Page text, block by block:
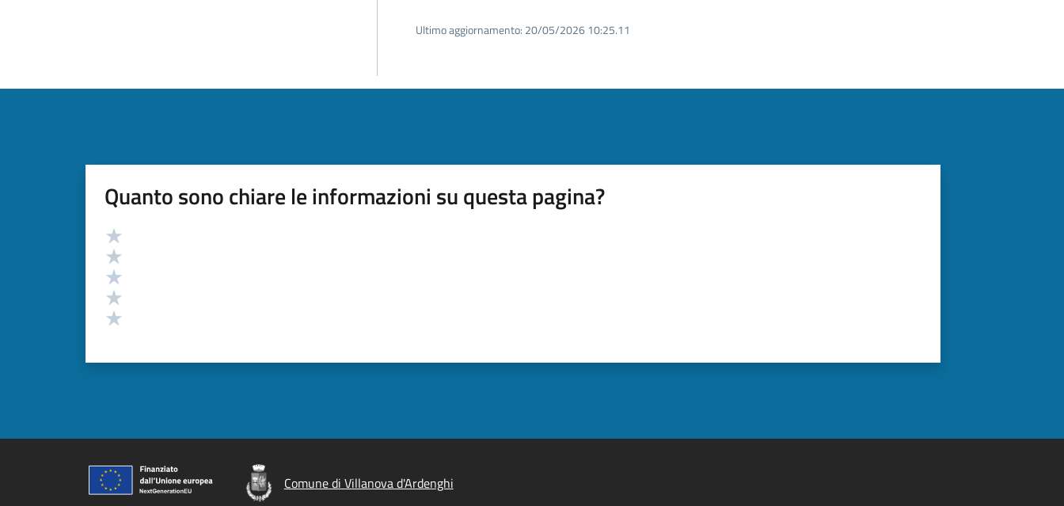
Ultimo aggiornamento: 20/05/2026 10:25.11
Quanto sono chiare le informazioni su questa pagina?
Valutazione
Comune di Villanova d'Ardenghi